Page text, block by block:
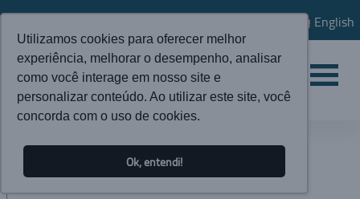
Utilizamos cookies para oferecer melhor
experiência, melhorar o desempenho, analisar
como você interage em nosso site e
personalizar conteúdo. Ao utilizar este site, você
concorda com o uso de cookies.
Ok, entendi!
English
ATUALIDADES
BLOG